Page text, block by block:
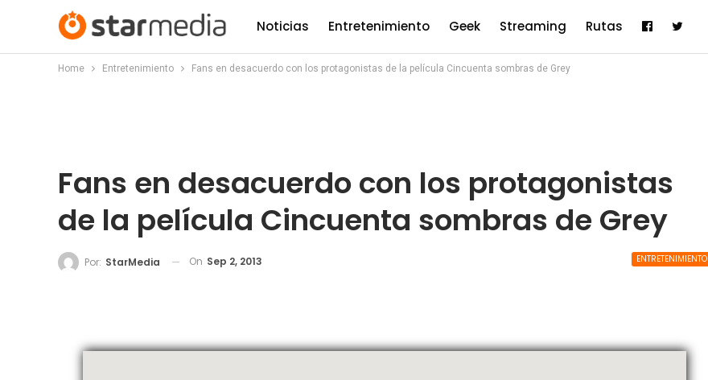
Noticias Entretenimiento Geek Streaming Rutas
Home Entretenimiento Fans en desacuerdo con los protagonistas de la película Cincuenta sombras de Grey
Fans en desacuerdo con los protagonistas
de la película Cincuenta sombras de Grey
ENTRETENIMIENTO
Por: StarMedia On Sep 2, 2013